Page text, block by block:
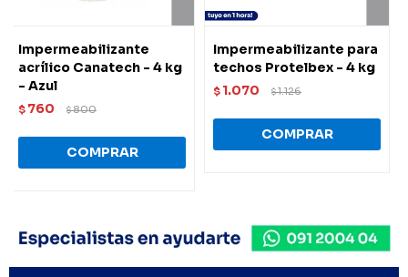
Impermeabilizante
acrílico Canatech - 4 kg
- Azul
$ 760 $800
Impermeabilizante para
techos Protelbex - 4 kg
$ 1.070 $1.126